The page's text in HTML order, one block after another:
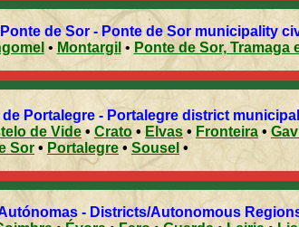
de Sor - Ponte de Sor municipality
• Montargil • Ponte de Sor, Tramaga
Portalegre - Portalegre district
de Vide • Crato• Elvas • Fronteira •
Sor • Portalegre • Sousel •
Regiões Autónomas - Districts/Autonomous